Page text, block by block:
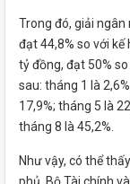
Trong đó, giải ngân
đạt 44,8% so với
tỷ đồng, đạt 50%
sau: tháng 1 là
17,9%; tháng 5 là
tháng 8 là 45,2%.
Như vậy, có thể